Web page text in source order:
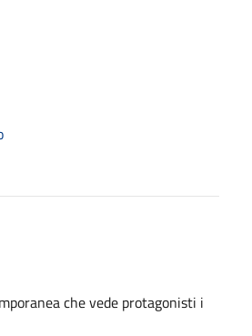
che vede protagonisti i